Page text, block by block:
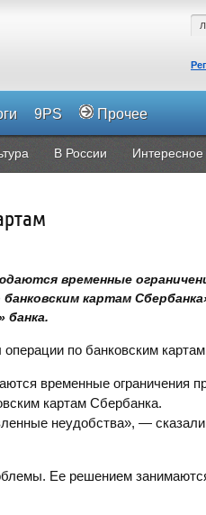
9PS Прочее
В России Интересное
временные
картам
банка.
по банковским
временные ограничения
картам Сбербанка.
неудобства», —
Ее решением